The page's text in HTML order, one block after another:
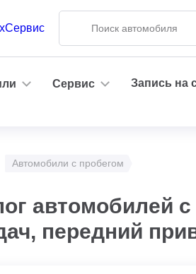
Сервис Запись на
Автомобили с пробегом
автомобилей
передний